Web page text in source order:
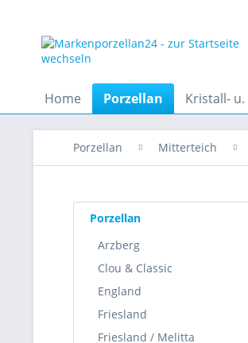
Home Porzellan Kristall-
Porzellan Mitterteich
Porzellan
Arzberg
Clou & Classic
England
Friesland
Friesland / Melitta